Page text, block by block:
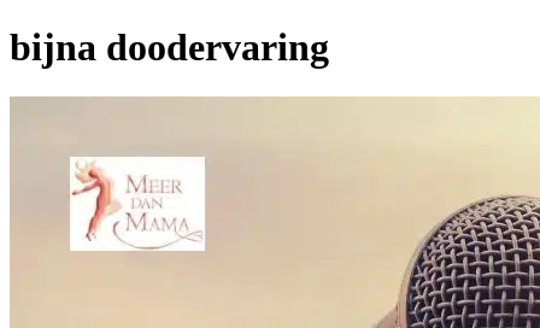
bijna doodervaring